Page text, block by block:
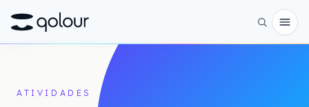
ATIVIDADES